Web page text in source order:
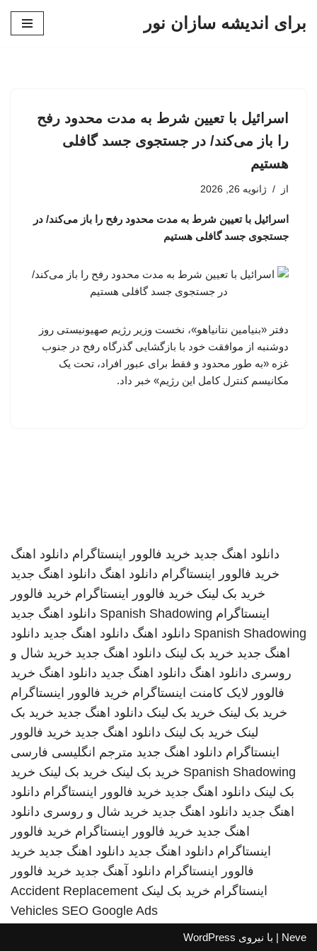
برای اندیشه سازان نور
اسرائیل با تعیین شرط به مدت محدود رفح
را باز می‌کند/ در جستجوی جسد گافلی
هستیم
از ژانویه 26, 2026
اسرائیل با تعیین شرط به مدت محدود رفح را باز می‌کند/ در
جستجوی جسد گافلی هستیم
دفتر «بنیامین نتانیاهو»، نخست وزیر رژیم صهیونیستی روز
دوشنبه از موافقت خود با بازگشایی گذرگاه رفح در جنوب
غزه «به طور محدود و فقط برای عبور افراد، تحت یک
مکانیسم کنترل کامل این رژیم» خبر داد.
دانلود اهنگ جدید خرید فالوور اینستاگرام دانلود اهنگ
خرید فالوور اینستاگرام دانلود اهنگ دانلود اهنگ جدید
خرید بک لینک خرید فالوور اینستاگرام خرید فالوور
اینستاگرام Spanish Shadowing دانلود اهنگ جدید
Spanish Shadowing دانلود اهنگ دانلود اهنگ جدید دانلود
اهنگ جدید خرید بک لینک دانلود اهنگ جدید خرید شال و
روسری دانلود اهنگ دانلود اهنگ جدید دانلود اهنگ خرید
فالوور لایک کامنت اینستاگرام خرید فالوور اینستاگرام
خرید بک لینک خرید بک لینک دانلود اهنگ جدید خرید بک
لینک خرید بک لینک دانلود اهنگ جدید خرید فالوور
اینستاگرام دانلود اهنگ جدید مترجم انگلیسی فارسی
Spanish Shadowing خرید بک لینک خرید بک لینک خرید
بک لینک دانلود اهنگ جدید خرید فالوور اینستاگرام دانلود
اهنگ جدید دانلود اهنگ جدید خرید شال و روسری دانلود
اهنگ جدید خرید فالوور اینستاگرام خرید فالوور
اینستاگرام دانلود اهنگ جدید دانلود اهنگ جدید خرید
فالوور اینستاگرام دانلود آهنگ جدید خرید فالوور
اینستاگرام خرید بک لینک Accident Replacement
Vehicles SEO Google Ads
Neve | با نیروی WordPress